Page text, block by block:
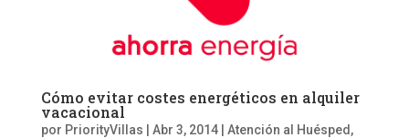
Cómo evitar costes energéticos en alquiler
vacacional
por PriorityVillas Abr 3, 2014| Atención al Huésped ,